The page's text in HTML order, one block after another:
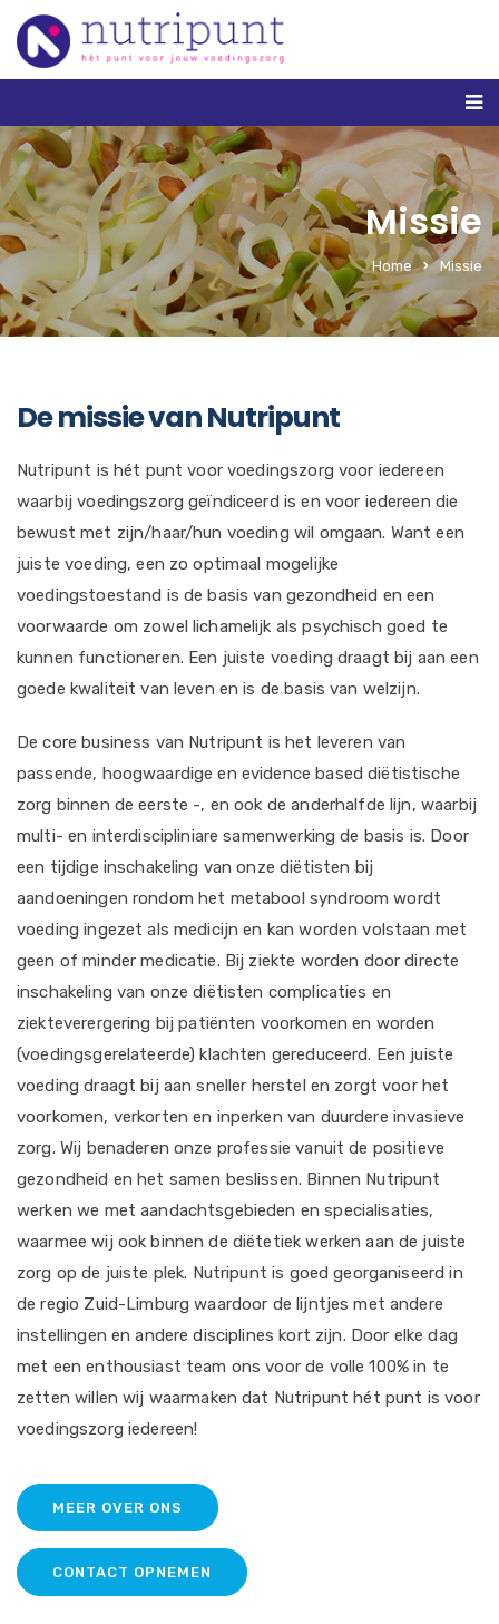
Missie
Home Missie
De missie van Nutripunt
Nutripunt is hét punt voor voedingszorg voor iedereen
waarbij voedingszorg geïndiceerd is en voor iedereen die
bewust met zijn/haar/hun voeding wil omgaan. Want een
juiste voeding, een zo optimaal mogelijke
voedingstoestand is de basis van gezondheid en een
voorwaarde om zowel lichamelijk als psychisch goed te
kunnen functioneren. Een juiste voeding draagt bij aan een
goede kwaliteit van leven en is de basis van welzijn.
De core business van Nutripunt is het leveren van
passende, hoogwaardige en evidence based diëtistische
zorg binnen de eerste -, en ook de anderhalfde lijn, waarbij
multi- en interdiscipliniare samenwerking de basis is. Door
een tijdige inschakeling van onze diëtisten bij
aandoeningen rondom het metabool syndroom wordt
voeding ingezet als medicijn en kan worden volstaan met
geen of minder medicatie. Bij ziekte worden door directe
inschakeling van onze diëtisten complicaties en
ziekteverergering bij patiënten voorkomen en worden
(voedingsgerelateerde) klachten gereduceerd. Een juiste
voeding draagt bij aan sneller herstel en zorgt voor het
voorkomen, verkorten en inperken van duurdere invasieve
zorg. Wij benaderen onze professie vanuit de positieve
gezondheid en het samen beslissen. Binnen Nutripunt
werken we met aandachtsgebieden en specialisaties,
waarmee wij ook binnen de diëtetiek werken aan de juiste
zorg op de juiste plek. Nutripunt is goed georganiseerd in
de regio Zuid-Limburg waardoor de lijntjes met andere
instellingen en andere disciplines kort zijn. Door elke dag
met een enthousiast team ons voor de volle 100% in te
zetten willen wij waarmaken dat Nutripunt hét punt is voor
voedingszorg iedereen!
MEER OVER ONS
CONTACT OPNEMEN